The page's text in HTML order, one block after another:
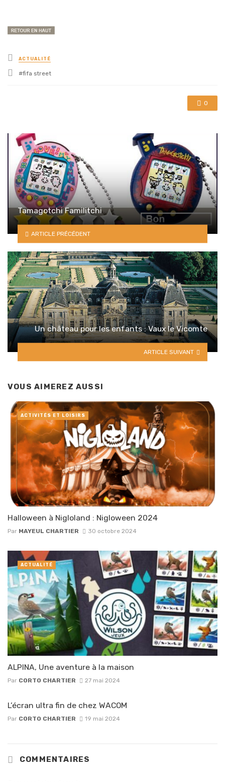
Posted
in
ACTUALITÉ
Tagged
fifa street
0
Tamagotchi Familitchi
ARTICLE PRÉCÉDENT
Un château pour les enfants : Vaux le Vicomte
ARTICLE SUIVANT
VOUS AIMEREZ AUSSI
Halloween à Nigloland : Nigloween 2024
Par MAYEUL CHARTIER 30 octobre 2024
ACTIVITÉS ET LOISIRS
ALPINA, Une aventure à la maison
Par CORTO CHARTIER 27 mai 2024
ACTUALITÉ
L’écran ultra fin de chez WACOM
Par CORTO CHARTIER 19 mai 2024
COMMENTAIRES